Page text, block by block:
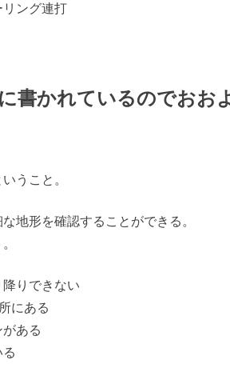
リング連打
書かれているのでおお
うこと。
地形を確認することができる。
りできない
にある
ある